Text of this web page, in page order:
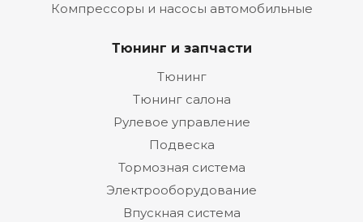
Компрессоры и насосы автомобильные
Тюнинг и запчасти
Тюнинг
Тюнинг салона
Рулевое управление
Подвеска
Тормозная система
Электрооборудование
Впускная система